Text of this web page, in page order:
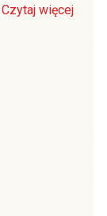
Czytaj więcej